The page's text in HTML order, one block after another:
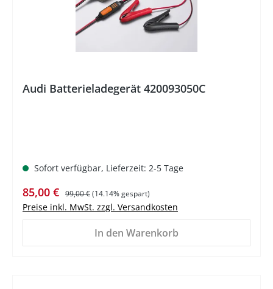
Audi Batterieladegerät 420093050C
Sofort verfügbar, Lieferzeit: 2-5 Tage
Verkaufspreis:
85,00 € Regulärer Preis:
99,00 €(14.14% gespart)
Preise inkl. MwSt. zzgl. Versandkosten
In den Warenkorb